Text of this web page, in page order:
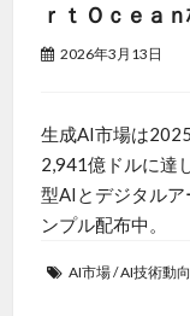
ｒｔ Ｏｃｅａ
2026年3月13日
生成AI市場は
2,941億ドルに達
型AIとデジタル
ンプル配布中。
AI市場/AI技術動向